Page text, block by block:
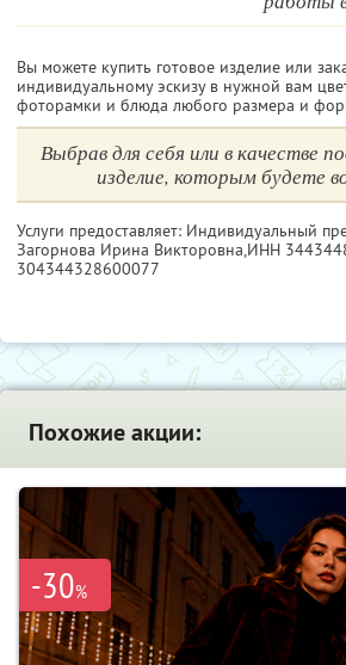
Вы можете купить готовое изделие или
индивидуальному эскизу в нужной вам
фоторамки и блюда любого размера и
Выбрав для себя или в качестве
изделие, которым будете
Услуги предоставляет: Индивидуальный
Загорнова Ирина Викторовна,ИНН
304344328600077
Похожие акции:
-30%